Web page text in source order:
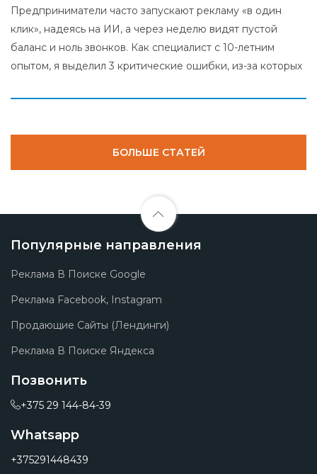
Предприниматели часто запускают рекламу «в один
клик», надеясь на ИИ, а через неделю видят пустой
баланс и ноль звонков. Как специалист с 10-летним
опытом, я выделил 3 критические ошибки, из-за которых
БОЛЬШЕ СТАТЕЙ
Популярные направления
Реклама В Поиске Google
Реклама Facebook, Instagram
Продающие Сайты (лендинги)
Реклама В Поиске Яндекса
Позвонить
+375 29 144-84-39
Whatsapp
+375291448439